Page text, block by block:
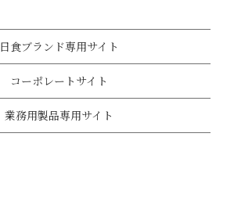
日食ブランド専用サイト
コーポレートサイト
業務用製品専用サイト